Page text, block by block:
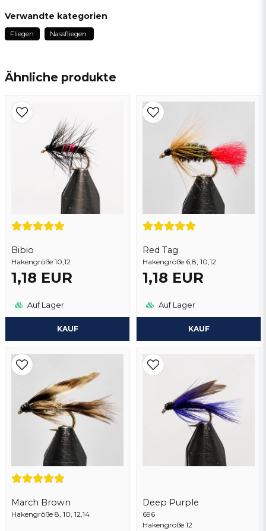
Ähnliche produkte
Bibio
Hakengröße 10,12
1,18 EUR
Auf Lager
KAUF
Red Tag
Hakengröße 6,8, 10,12.
1,18 EUR
Auf Lager
KAUF
March Brown
Hakengröße 8, 10, 12,14
Deep Purple
696
Hakengröße 12
Fragen sie uns etwas zu diesem produkt...
Name
email
E-Mail addresse
Ja, sie können meine frage veröffentlichen
Frage senden
Verwandte kategorien
Fliegen Nassfliegen